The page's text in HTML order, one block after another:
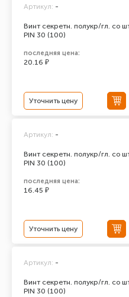
Винт секретн. полукр/гл. со
PIN 30 (100)
Артикул: -
последняя цена:
20.16 ₽
Уточнить цену
Винт секретн. полукр/гл. со
PIN 30 (100)
Артикул: -
последняя цена:
16.45 ₽
Уточнить цену
Винт секретн. полукр/гл. со
PIN 30 (100)
Артикул: -